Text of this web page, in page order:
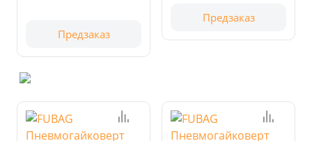
Предзаказ
Предзаказ